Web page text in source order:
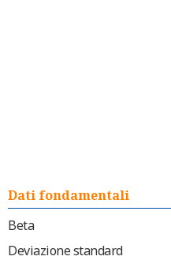
Dati fondamentali
Beta
Deviazione standard